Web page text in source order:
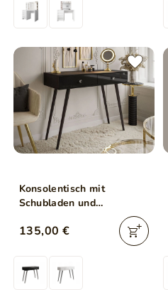
Konsolentisch mit
Schubladen und
Schwarz Hochglanz
135,00 €